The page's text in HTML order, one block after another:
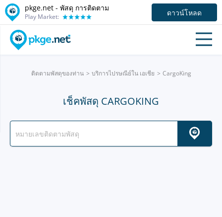
pkge.net - พัสดุ การติดตาม
Play Market: ดาวน์โหลด
ติดตามพัสดุของท่าน บริการไปรษณีย์ใน เอเชีย CargoKing
เช็คพัสดุ CARGOKING